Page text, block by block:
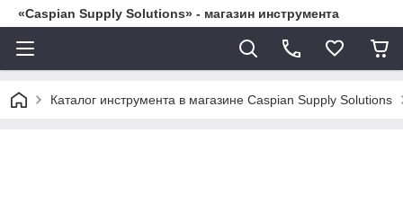
«Caspian Supply Solutions» - магазин инструмента
Каталог инструмента в магазине Caspian Supply Solutions